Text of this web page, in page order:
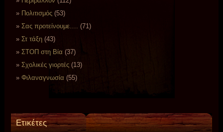
Πολιτισμός (53)
Σας προτείνουμε….
(71)
Στ τάξη (43)
ΣΤΟΠ στη Βία (37)
Σχολικές γιορτές (13)
Φιλαναγνωσία (55)
Ετικέτες